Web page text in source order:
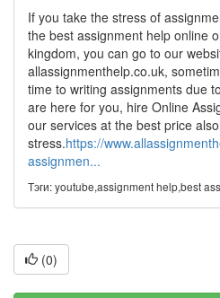
If you take the stress of
the best assignment help online
kingdom, you can go to our
allassignmenthelp.co.uk,
time to writing assignments due
are here for you, hire Online
our services at the best price
stress.https://
assignmen...
Тэги: youtube,assignment help,best
(0)